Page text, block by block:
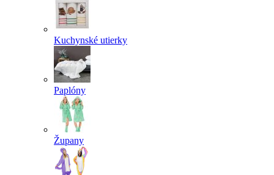
Kuchynské utierky
Paplóny
Župany